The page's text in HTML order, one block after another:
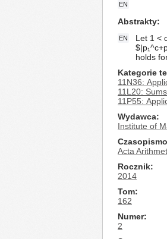
EN
Abstrakty
EN
Let 1 <
holds
Kategorie
11N36:
11L20:
11P55:
Wydawca
Institute of
Czasopismo
Acta
Rocznik
2014
Tom
162
Numer
2